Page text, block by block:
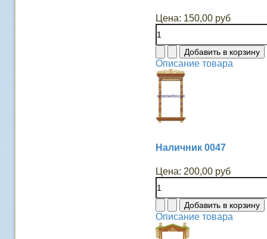
Цена: 150,00 руб
Описание товара
Наличник 0047
Цена: 200,00 руб
Описание товара